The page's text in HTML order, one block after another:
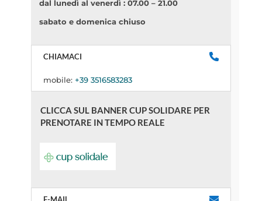
dal lunedì al venerdì : 07.00 – 21.00
sabato e domenica chiuso
CHIAMACI
mobile: +39 3516583283
CLICCA SUL BANNER CUP SOLIDARE PER
PRENOTARE IN TEMPO REALE